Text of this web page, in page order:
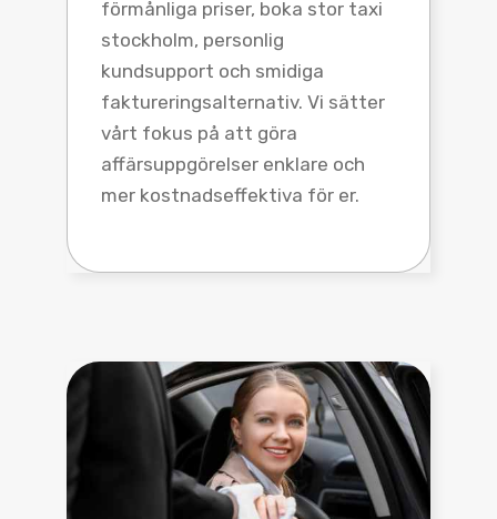
förmånliga priser, boka stor taxi
stockholm, personlig
kundsupport och smidiga
faktureringsalternativ. Vi sätter
vårt fokus på att göra
affärsuppgörelser enklare och
mer kostnadseffektiva för er.